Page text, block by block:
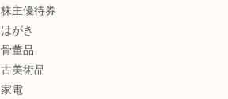
株主優待券
はがき
骨董品
古美術品
家電